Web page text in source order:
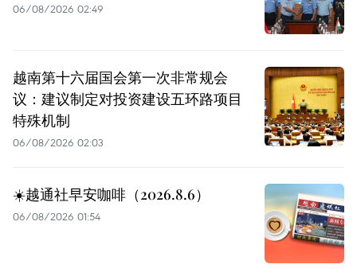
06/08/2026 02:49
越南第十六届国会第一次非常规会
议：建议制定对投资建设五环路项目
特殊机制
06/08/2026 02:03
☀️越通社早安咖啡（2026.8.6）
06/08/2026 01:54